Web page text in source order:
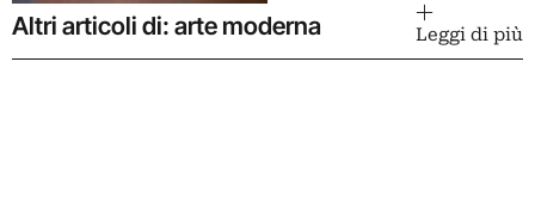
Altri articoli di: arte moderna Leggi di più